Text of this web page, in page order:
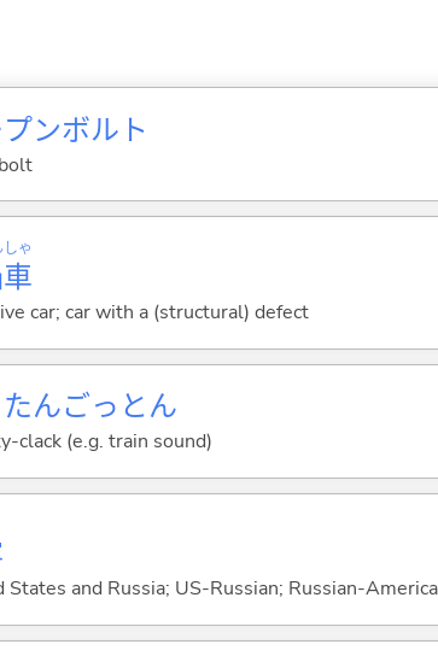
ンボルト
車
しゃ
car; car with a (structural) defect
んごっとん
clack (e.g. train sound)
States and Russia; US-Russian; Russian-